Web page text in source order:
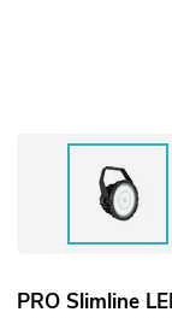
PRO Slimline